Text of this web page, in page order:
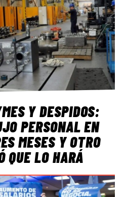
Y DESPIDOS:
PERSONAL EN
MESES Y OTRO
QUE LO HARÁ